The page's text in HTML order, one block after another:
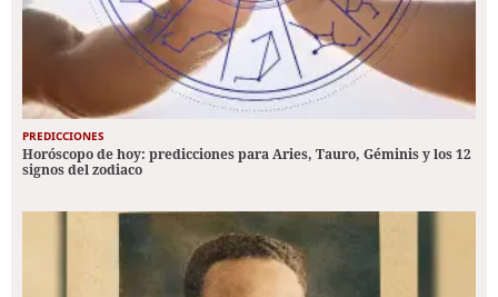
PREDICCIONES
Horóscopo de hoy: predicciones para Aries, Tauro, Géminis y los 12
signos del zodiaco